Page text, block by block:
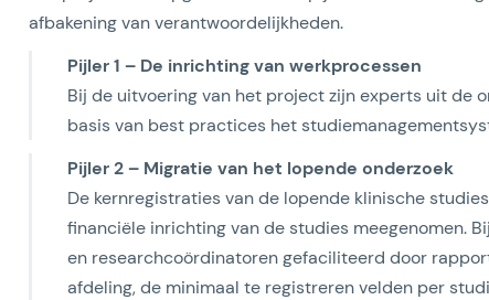
afbakening van verantwoordelijkheden.
Pijler 1 – De inrichting van werkprocessen
Bij de uitvoering van het project zijn experts uit de
basis van best practices het
Pijler 2 – Migratie van het lopende onderzoek
De kernregistraties van de lopende klinische
financiële inrichting van de studies meegenomen.
en researchcoördinatoren gefaciliteerd door
afdeling, de minimaal te registreren velden per